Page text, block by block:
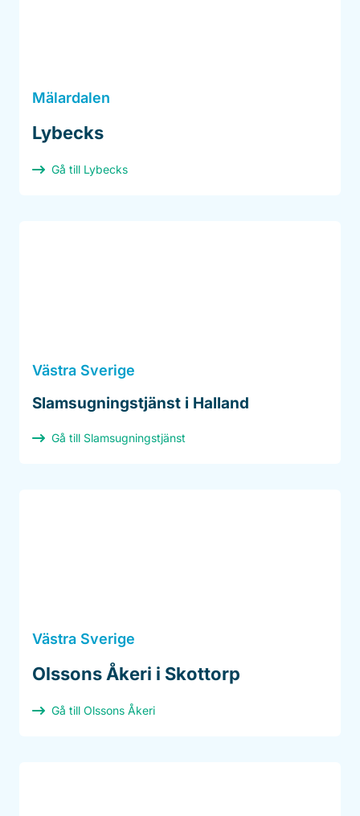
Mälardalen
Lybecks
Gå till Lybecks
Västra Sverige
Slamsugningstjänst i Halland
Gå till Slamsugningstjänst
Västra Sverige
Olssons Åkeri i Skottorp
Gå till Olssons Åkeri